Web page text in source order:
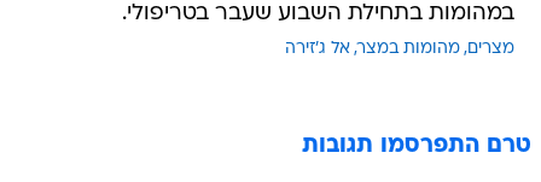
במהומות בתחילת השבוע שעבר בטריפולי.
מצרים מהומות במצר אל ג'זירה
טרם התפרסמו תגובות